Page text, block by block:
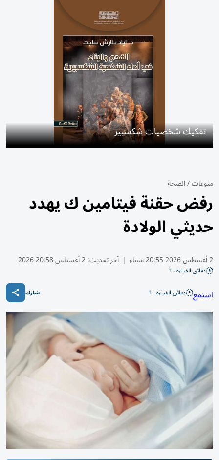
تفكيك شخصيات شكسبير
منوعات/الصحة
رفض حقنة فيتامين ك يهدد
حديثي الولادة
2 أغسطس 2026 20:55 مساء | آخر تحديث:2 أغسطس 20:58 2026
دقائق القراءة - 1
استمع دقائق القراءة - 1 شارك